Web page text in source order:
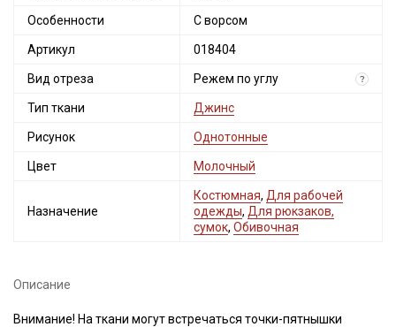
Особенности С ворсом
Артикул 018404
Вид отреза Режем по углу ?
Тип ткани Джинс
Рисунок Однотонные
Цвет Молочный
Назначение
Костюмная, Для рабочей
одежды, Для рюкзаков,
сумок, Обивочная
Описание
Внимание! На ткани могут встречаться точки-пятнышки